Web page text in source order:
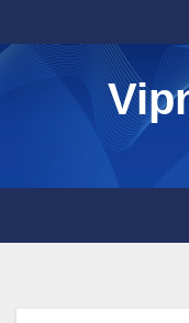
to
content